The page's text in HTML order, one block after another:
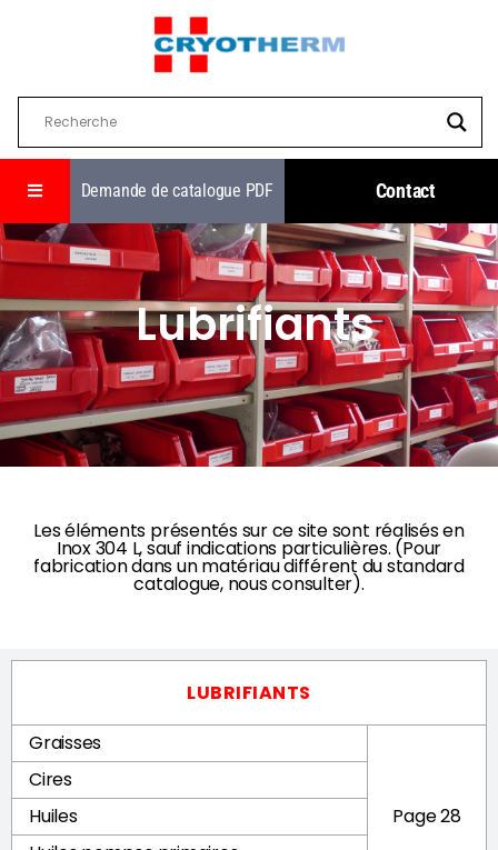
Demande de catalogue PDF Contact
Lubrifiants
Les éléments présentés sur ce site sont réalisés en
Inox 304 L, sauf indications particulières. (Pour
fabrication dans un matériau différent du standard
catalogue, nous consulter).
LUBRIFIANTS
Graisses
Page 28
Cires
Huiles